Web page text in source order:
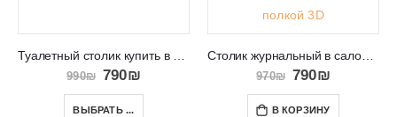
990₪ 790₪
ВЫБРАТЬ ...
Столик журнальный в салон белый с деревянной полкой 3D
970₪ 790₪
В КОРЗИНУ